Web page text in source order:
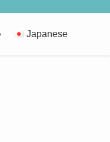
Japanese